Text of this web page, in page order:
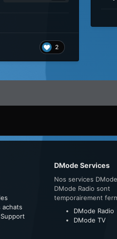
2
achats
DMode Services
Nos services
DMode Radio sont
temporairement
DMode Radio
DMode TV